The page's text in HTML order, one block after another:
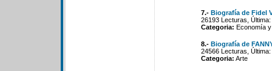
7.- Biografía de Fidel
26193 Lecturas,
Categoria: Economía
8.- Biografía de
24566 Lecturas,
Categoria: Arte